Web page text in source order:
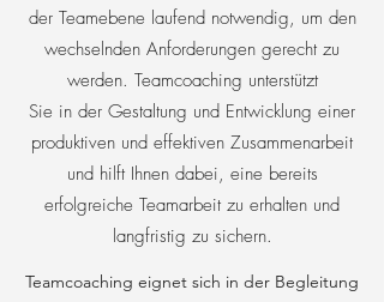
der Teamebene laufend notwendig, um den
wechselnden Anforderungen gerecht zu
werden. Teamcoaching unterstützt
Sie in der Gestaltung und Entwicklung einer
produktiven und effektiven Zusammenarbeit
und hilft Ihnen dabei, eine bereits
erfolgreiche Teamarbeit zu erhalten und
langfristig zu sichern.
Teamcoaching eignet sich in der Begleitung